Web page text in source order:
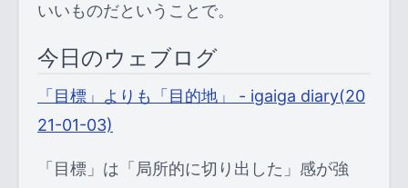
いいものだということで。
今日のウェブログ
「目標」よりも「目的地」 - igaiga diary(20
21-01-03)
「目標」は「局所的に切り出した」感が強